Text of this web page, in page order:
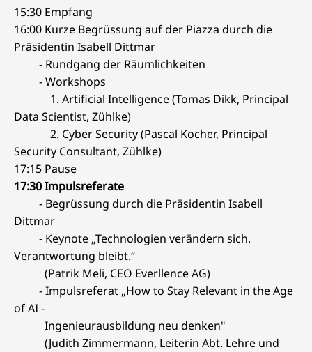
15:30 Empfang
16:00 Kurze Begrüssung auf der Piazza durch die
Präsidentin Isabell Dittmar
- Rundgang der Räumlichkeiten
- Workshops
1. Artificial Intelligence (Tomas Dikk, Principal
Data Scientist, Zühlke)
2. Cyber Security (Pascal Kocher, Principal
Security Consultant, Zühlke)
17:15 Pause
17:30 Impulsreferate
- Begrüssung durch die Präsidentin Isabell
Dittmar
- Keynote „Technologien verändern sich.
Verantwortung bleibt.“
(Patrik Meli, CEO Everllence AG)
- Impulsreferat „How to Stay Relevant in the Age
of AI -
Ingenieurausbildung neu denken"
(Judith Zimmermann, Leiterin Abt. Lehre und